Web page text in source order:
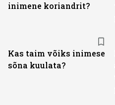
inimene koriandrit?
Kas taim võiks inimese
sõna kuulata?